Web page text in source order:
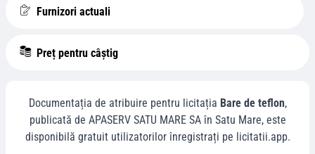
Furnizori actuali
Preț pentru câștig
Documentația de atribuire pentru licitația Bare de teflon,
publicată de APASERV SATU MARE SAîn Satu Mare, este
disponibilă gratuit utilizatorilor înregistrați pe licitatii.app.